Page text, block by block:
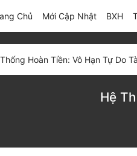
Chủ Mới Cập Nhật(current)
BXH
Hoàn Tiền: Vô Hạn Tự Do
Hệ